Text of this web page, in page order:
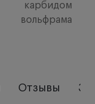
карбидом
вольфрама
Отзывы